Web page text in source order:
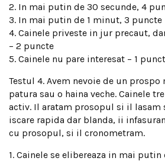
2. In mai putin de 30 secunde, 4
3. In mai putin de 1 minut, 3 puncte
4. Cainele priveste in jur precaut,
– 2 puncte
5. Cainele nu pare interesat – 1 punct
Testul 4. Avem nevoie de un prospo
patura sau o haina veche. Cainele
activ. Il aratam prosopul si il lasam
iscare rapida dar blanda, ii
cu prosopul, si il cronometram.
1. Cainele se elibereaza in mai putin